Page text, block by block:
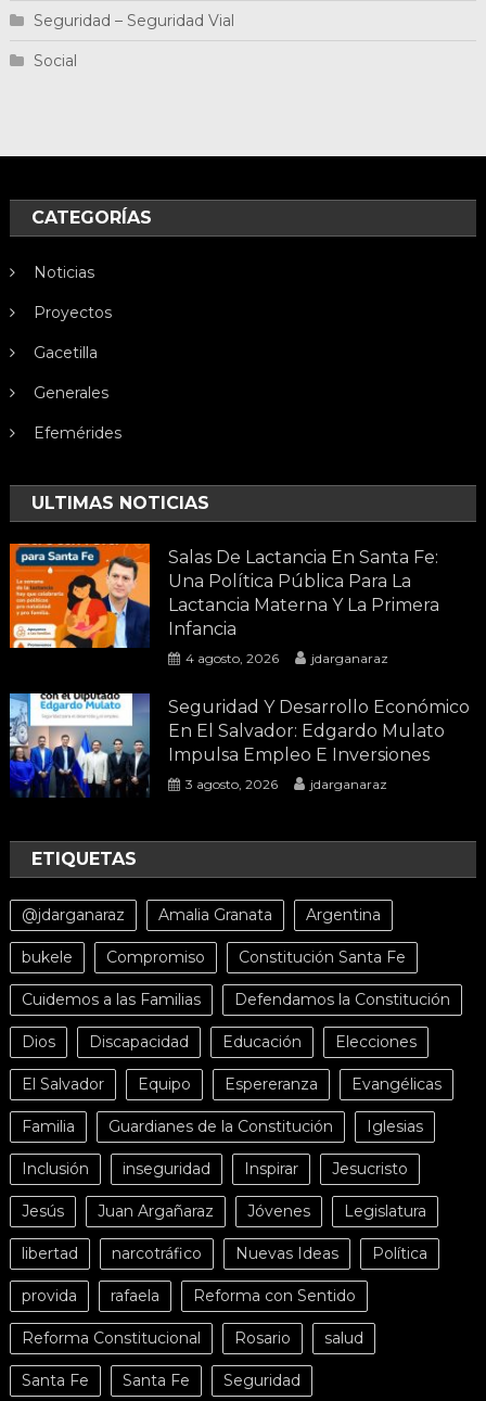
Seguridad – Seguridad Vial
Social
CATEGORÍAS
Noticias
Proyectos
Gacetilla
Generales
Efemérides
ULTIMAS NOTICIAS
Salas De Lactancia En Santa Fe:
Una Política Pública Para La
Lactancia Materna Y La Primera
Infancia
4 agosto, 2026 jdarganaraz
Seguridad Y Desarrollo Económico
En El Salvador: Edgardo Mulato
Impulsa Empleo E Inversiones
3 agosto, 2026 jdarganaraz
ETIQUETAS
@jdarganaraz Amalia Granata Argentina
bukele Compromiso Constitución Santa Fe
Cuidemos a las Familias Defendamos la Constitución
Dios Discapacidad Educación Elecciones
El Salvador Equipo Espereranza Evangélicas
Familia Guardianes de la Constitución Iglesias
Inclusión inseguridad Inspirar Jesucristo
Jesús Juan Argañaraz Jóvenes Legislatura
libertad narcotráfico Nuevas Ideas Política
provida rafaela Reforma con Sentido
Reforma Constitucional Rosario salud
Santa Fe Santa Fe Seguridad